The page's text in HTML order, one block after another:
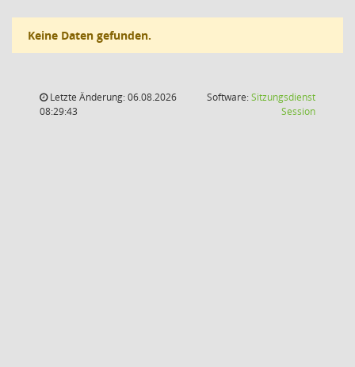
Keine Daten gefunden.
Letzte Änderung: 06.08.2026
08:29:43
Software:Sitzungsdienst
Session(Wird in